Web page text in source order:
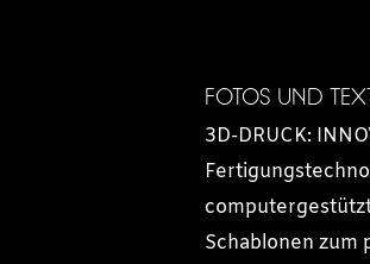
FOTOS UND
3D-DRUCK:
Schablonen zum